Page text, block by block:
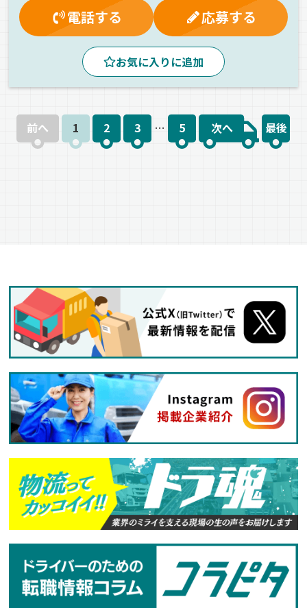
バックアイモニター装備
ルート配送
スーパー配送
ドライブレコーダー コンビニ配送
ETC搭載
食品 冷凍品 冷蔵・冷凍車
電話する 応募する
お気に入りに追加
前へ 1 2 3 … 5 次へ 最後